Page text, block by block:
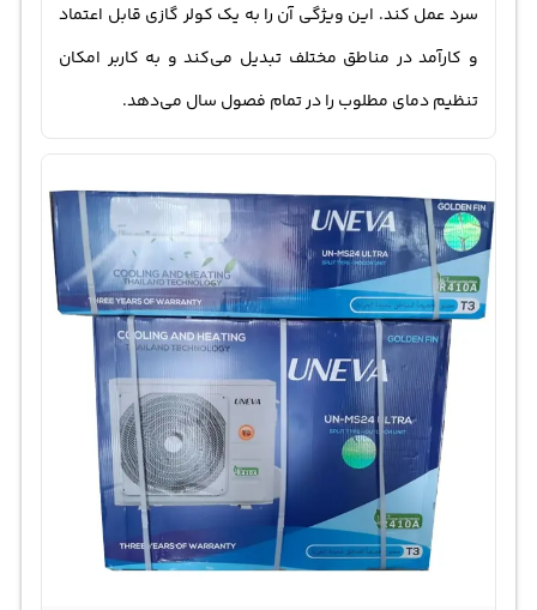
سرد عمل کند. این ویژگی آن را به یک کولر گازی قابل اعتماد
و کارآمد در مناطق مختلف تبدیل می‌کند و به کاربر امکان
تنظیم دمای مطلوب را در تمام فصول سال می‌دهد.